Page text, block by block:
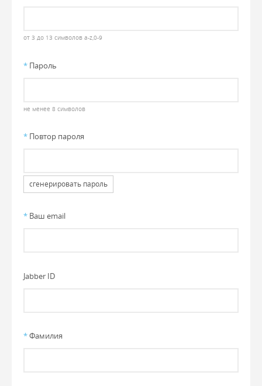
от 3 до 13 символов a-z,0-9
* Пароль
не менее 8 символов
* Повтор пароля
сгенерировать пароль
* Ваш email
Jabber ID
*Фамилия